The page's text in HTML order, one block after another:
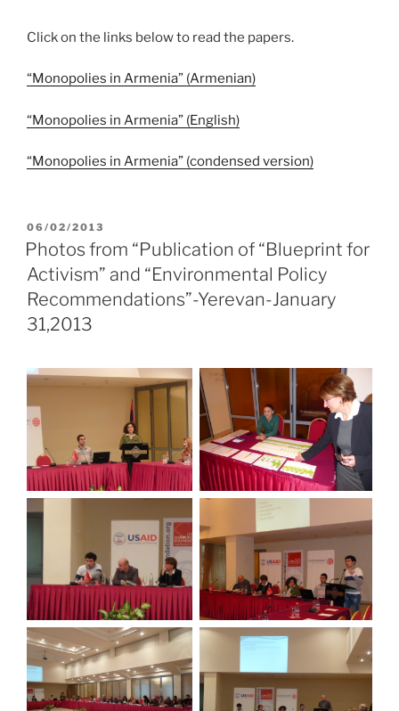
Click on the links below to read the papers.
“Monopolies in Armenia” (Armenian)
“Monopolies in Armenia” (English)
“Monopolies in Armenia” (condensed version)
POSTED
ON
06/02/2013
Photos from “Publication of “Blueprint for
Activism” and “Environmental Policy
Recommendations”-Yerevan-January
31,2013